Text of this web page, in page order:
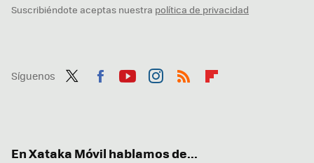
Suscribiéndote aceptas nuestra política de privacidad
Síguenos
En Xataka Móvil hablamos de...